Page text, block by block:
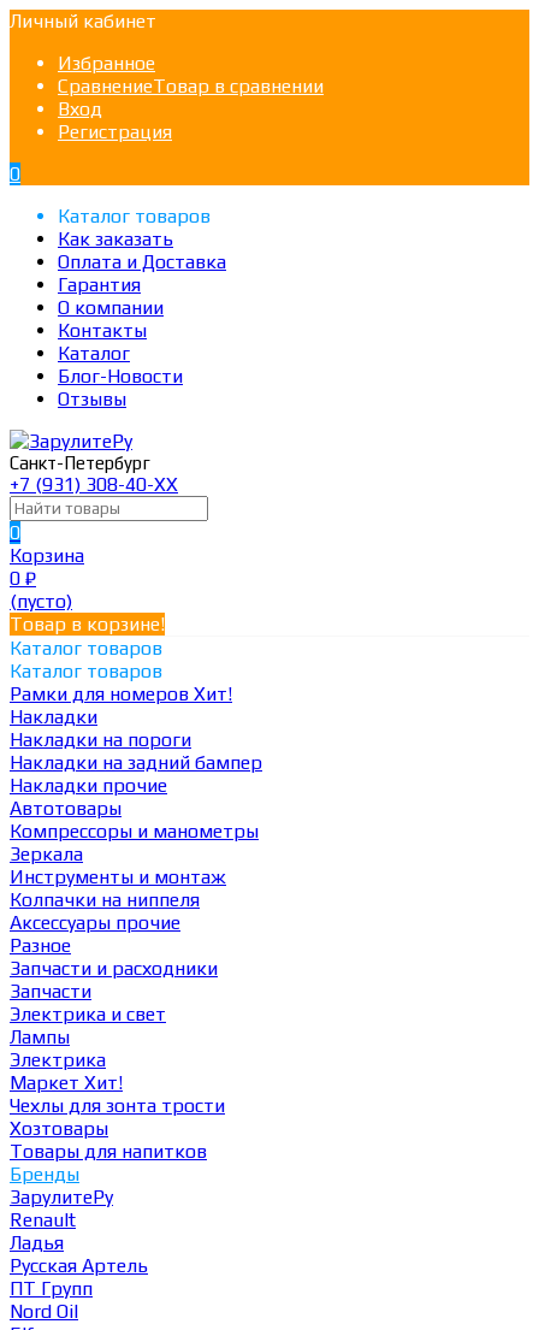
Личный кабинет
Избранное
СравнениеТовар в сравнении
Вход
Регистрация
0
Каталог товаров
Как заказать
Оплата и Доставка
Гарантия
О компании
Контакты
Каталог
Блог-Новости
Отзывы
Санкт-Петербург
+7 (931) 308-40-ХХ
0
Корзина
0 ₽
(пусто)
Товар в корзине!
Каталог товаров
Каталог товаров
Рамки для номеров Хит!
Накладки
Накладки на пороги
Накладки на задний бампер
Накладки прочие
Автотовары
Компрессоры и манометры
Зеркала
Инструменты и монтаж
Колпачки на ниппеля
Аксессуары прочие
Разное
Запчасти и расходники
Запчасти
Электрика и свет
Лампы
Электрика
Маркет Хит!
Чехлы для зонта трости
Хозтовары
Товары для напитков
Бренды
ЗарулитеРу
Renault
Ладья
Русская Артель
ПТ Групп
Nord Oil